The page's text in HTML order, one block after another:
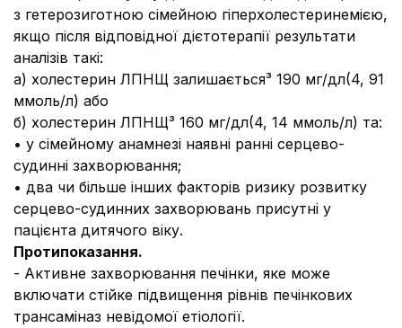
з гетерозиготною сімейною гіперхолестеринемією,
якщо після відповідної дієтотерапії результати
аналізів такі:
a) холестерин ЛПНЩ залишається³ 190 мг/дл(4, 91
ммоль/л) або
б) холестерин ЛПНЩ³ 160 мг/дл(4, 14 ммоль/л) та:
• у сімейному анамнезі наявні ранні серцево-
судинні захворювання;
• два чи більше інших факторів ризику розвитку
серцево-судинних захворювань присутні у
пацієнта дитячого віку.
Протипоказання.
- Активне захворювання печінки, яке може
включати стійке підвищення рівнів печінкових
трансаміназ невідомої етіології.